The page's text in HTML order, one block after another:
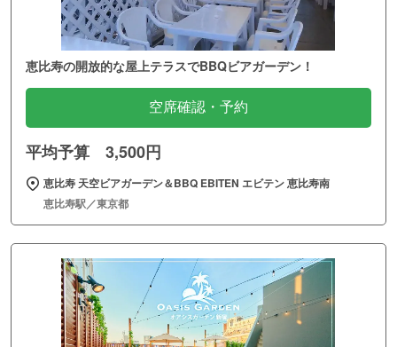
恵比寿の開放的な屋上テラスでBBQビアガーデン！
空席確認・予約
平均予算 3,500円
恵比寿 天空ビアガーデン＆BBQ EBITEN エビテン 恵比寿南
恵比寿駅／東京都